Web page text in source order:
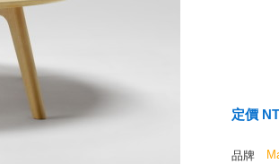
定價 NT
品牌